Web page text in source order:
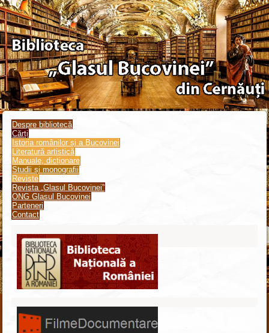
Despre bibliotecă
Cărți
Istoria românilor și a Bucovinei
Literatură artistică
Manuale, dicționare
Studii și monografii
Reviste
Revista „Glasul Bucovinei”
ONG Glasul Bucovinei
Parteneri
Contact